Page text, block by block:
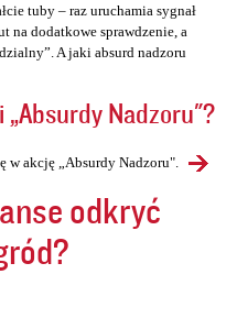
tuby – raz uruchamia sygnał
na dodatkowe sprawdzenie, a
A jaki absurd nadzoru
Nadzoru"?
w akcję „Absurdy Nadzoru".
odkryć